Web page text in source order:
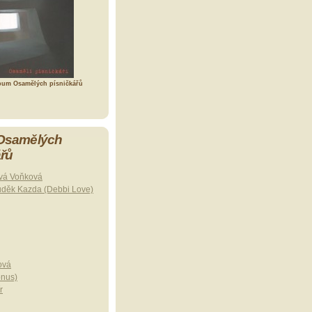
Osamělých písničkářů
Voňková
Kazda (Debbi Love)